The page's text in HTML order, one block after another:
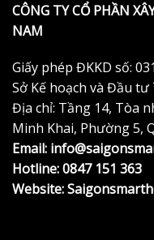
CÔNG TY CỔ PHẦN
NAM
Giấy phép ĐKKD số:
Sở Kế hoạch và Đầu tư
Địa chỉ: Tầng 14, Tòa
Minh Khai, Phường 5,
Email:
Hotline:0847 151 363
Website: